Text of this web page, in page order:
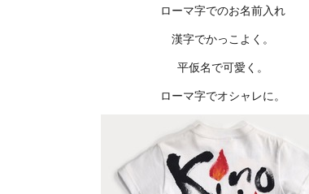
ローマ字でのお名前入れ
漢字でかっこよく。
平仮名で可愛く。
ローマ字でオシャレに。